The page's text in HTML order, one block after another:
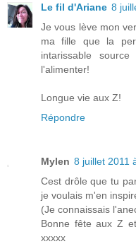
Le fil d'Ariane 8
Je vous lève mon
ma fille que la
intarissable
l'alimenter!
Longue vie aux Z!
Répondre
Mylen 8 juillet 2011
Cest drôle que tu
je voulais m'en
(Je connaissais
Bonne fête aux Z
xxxxx